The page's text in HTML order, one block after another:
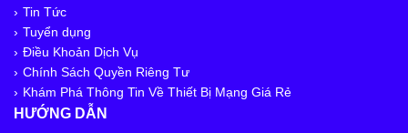
Tin Tức
Tuyển dụng
Điều Khoản Dịch Vụ
Chính Sách Quyền Riêng Tư
Khám Phá Thông Tin Về Thiết Bị Mạng Giá Rẻ
HƯỚNG DẪN